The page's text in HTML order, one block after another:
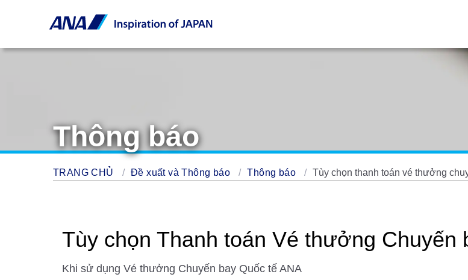
Thông báo
TRANG CHỦ Đề xuất và Thông báo Thông báo Tùy chọn thanh toán vé thưởng
Tùy chọn Thanh toán Vé thưởng Chuyến
Khi sử dụng Vé thưởng Chuyến bay Quốc tế ANA